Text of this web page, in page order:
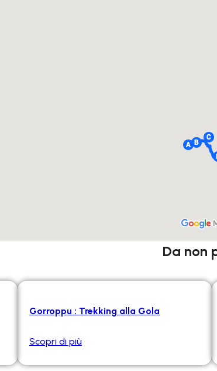
Da non
Gorroppu : Trekking alla Gola
Scopri di più